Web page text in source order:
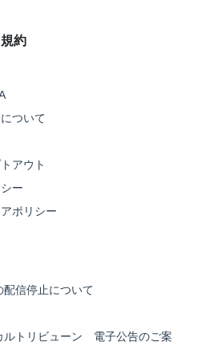
約
ついて
アウト
ー
ポリシー
配信停止について
ルトリビューン 電子公告のご案